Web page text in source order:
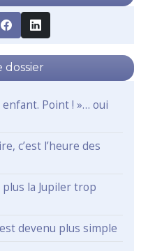
dossier
Point ! »… oui
c’est l’heure des
la Jupiler trop
devenu plus simple